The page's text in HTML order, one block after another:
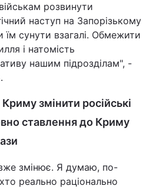
розвинути
наступ на Запорізькому
їм сунути взагалі. Обмежити
і натомість
нашим підрозділам", -
змінити російські
ставлення до Криму
змінює. Я думаю, по-
реально раціонально